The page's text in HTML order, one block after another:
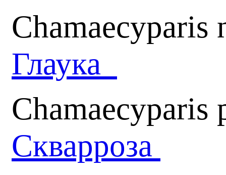
Глаука
Скварроза